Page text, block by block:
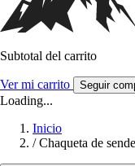
Subtotal del carrito
Ver mi carrito Seguir
Loading...
Inicio
/ Chaqueta de